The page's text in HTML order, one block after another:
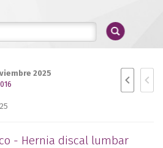
2025
- Hernia discal lumbar